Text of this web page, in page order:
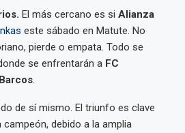
El más cercano es si Alianza
este sábado en Matute. No
pierde o empata. Todo se
se enfrentarán a FC
.
de sí mismo. El triunfo es clave
debido a la amplia